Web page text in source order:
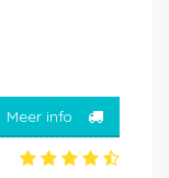
Meer info